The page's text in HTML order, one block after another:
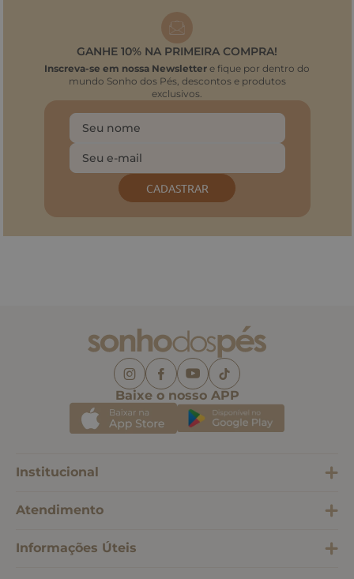
GANHE 10% NA PRIMEIRA COMPRA!
Inscreva-se em nossa Newsletter e fique por dentro do
mundo Sonho dos Pés, descontos e produtos
exclusivos.
CADASTRAR
Baixe o nosso APP
Institucional
Atendimento
Informações Úteis